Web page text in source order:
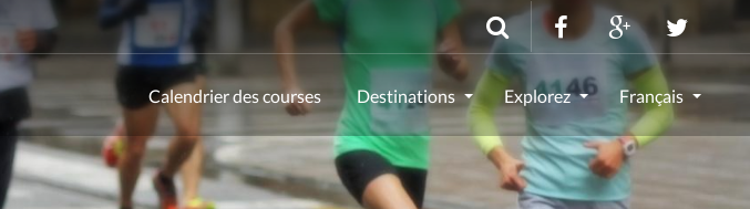
Calendrier des courses Destinations Explorez Français